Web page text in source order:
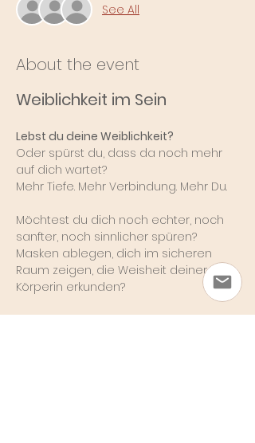
See All
About the event
Weiblichkeit im Sein
Lebst du deine Weiblichkeit?
Oder spürst du, dass da noch mehr
auf dich wartet?
Mehr Tiefe. Mehr Verbindung. Mehr Du.
Möchtest du dich noch echter, noch
sanfter, noch sinnlicher spüren?
Masken ablegen, dich im sicheren
Raum zeigen, die Weisheit deiner
Körperin erkunden?